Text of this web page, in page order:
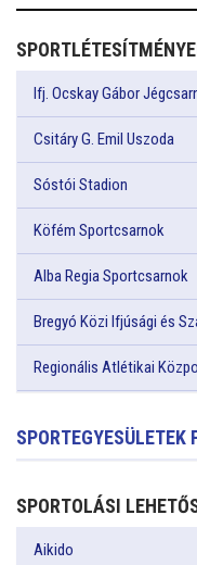
Ifj. Ocskay Gábor
Csitáry G. Emil Uszoda
Sóstói Stadion
Köfém Sportcsarnok
Alba Regia Sportcsarnok
Bregyó Közi Ifjúsági és
Regionális Atlétikai
SPORTEGYESÜLETEK
SPORTOLÁSI
Aikido